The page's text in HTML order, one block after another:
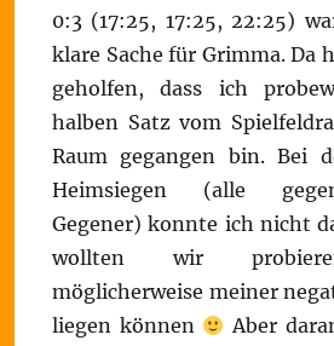
0:3 (17:25, 17:25, 22:25)
klare Sache für Grimma. Da
geholfen, dass ich
halben Satz vom
Raum gegangen bin. Bei
Heimsiegen (alle
Gegener) konnte ich nicht
wollten wir
möglicherweise meiner
liegen können
Aber